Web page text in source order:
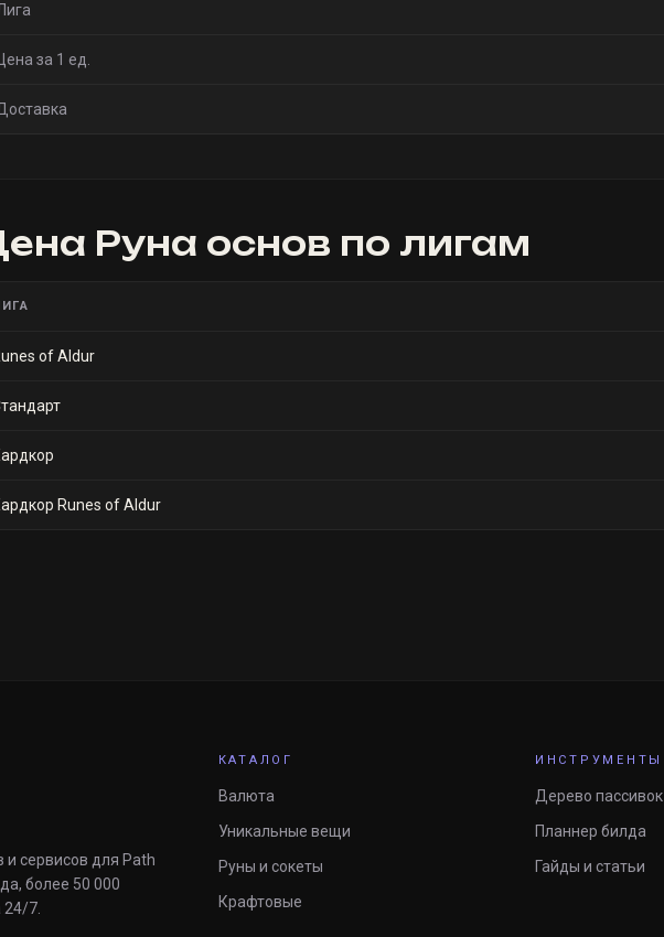
Цена за 1 ед.
Руна основ по лигам
of Aldur
Runes of Aldur
сервисов для Path
более 50 000
7.
КАТАЛОГ
Валюта
Уникальные вещи
Руны и сокеты
Крафтовые
ИНСТРУМЕНТЫ
Дерево пассивок
Планнер билда
Гайды и статьи